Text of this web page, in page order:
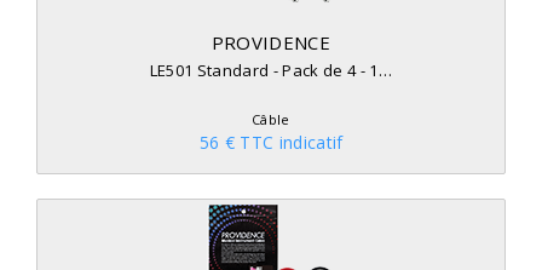
PROVIDENCE
LE501 Standard - Pack de 4 - 1…
Câble
56 € TTC indicatif